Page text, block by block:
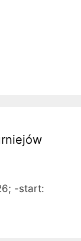
-start: